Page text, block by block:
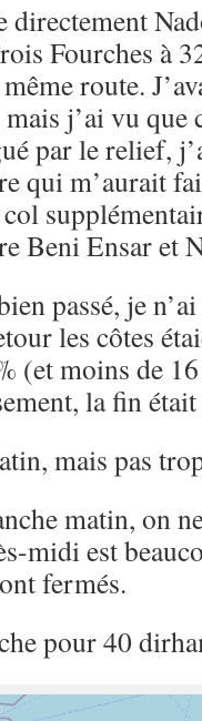
Fourches à
route.
j’ai vu que
par le relief,
qui m’aurait
Beni Ensar et
passé, je
les côtes
(et moins de
la fin
mais pas
matin, on
midi est
fermés.
pour 40